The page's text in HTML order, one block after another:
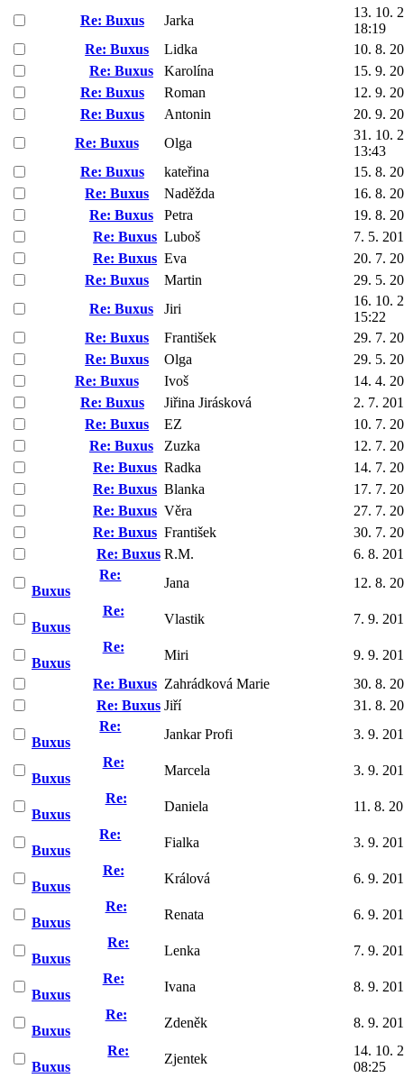
Re: Buxus
Jarka
13. 10.
18:19
Re: Buxus
Lidka
10. 8.
Re: Buxus
Karolína
15. 9.
Re: Buxus
Roman
12. 9.
Re: Buxus
Antonin
20. 9.
Re: Buxus
Olga
31. 10.
13:43
Re: Buxus
kateřina
15. 8.
Re: Buxus
Naděžda
16. 8.
Re: Buxus
Petra
19. 8.
Re: Buxus Luboš
7. 5.
Re: Buxus Eva
20. 7.
Re: Buxus
Martin
29. 5.
Re: Buxus
Jiri
16. 10.
15:22
Re: Buxus
František
29. 7.
Re: Buxus
Olga
29. 5.
Re: Buxus
Ivoš
14. 4.
Re: Buxus
Jiřina Jirásková
2. 7.
Re: Buxus
EZ
10. 7.
Re: Buxus
Zuzka
12. 7.
Re: Buxus Radka
14. 7.
Re: Buxus Blanka
17. 7.
Re: Buxus Věra
27. 7.
Re: Buxus František
30. 7.
Re: Buxus R.M.
6. 8.
Re:
Buxus
Jana
12. 8.
Re:
Buxus
Vlastik
7. 9.
Re:
Buxus
Miri
9. 9.
Re: Buxus Zahrádková Marie
30. 8.
Re: Buxus Jiří
31. 8.
Re:
Buxus
Jankar Profi
3. 9.
Re:
Buxus
Marcela
3. 9.
Re:
Buxus
Daniela
11. 8.
Re:
Buxus
Fialka
3. 9.
Re:
Buxus
Králová
6. 9.
Re:
Buxus
Renata
6. 9.
Re:
Buxus
Lenka
7. 9.
Re:
Buxus
Ivana
8. 9.
Re:
Buxus
Zdeněk
8. 9.
Re:
Buxus
Zjentek
14. 10.
08:25